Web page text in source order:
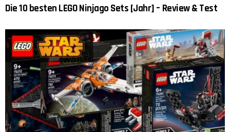
Die 10 besten LEGO Ninjago Sets [Jahr] – Review & Test